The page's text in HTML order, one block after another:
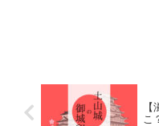
こ